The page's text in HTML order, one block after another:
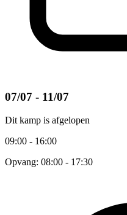
07/07 - 11/07
Dit kamp is afgelopen
09:00 - 16:00
Opvang: 08:00 - 17:30